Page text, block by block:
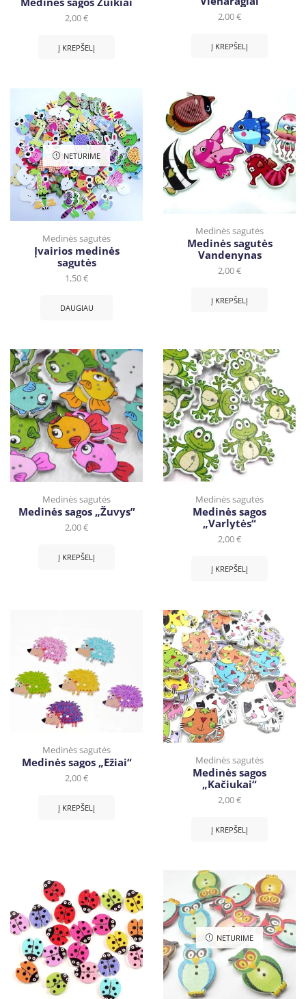
2,00€
Į KREPŠELĮ
2,00€
Į KREPŠELĮ
NETURIME
Medinės sagutės
Įvairios medinės
sagutės
1,50€
DAUGIAU
Medinės sagutės
Medinės sagutės
Vandenynas
2,00€
Į KREPŠELĮ
Medinės sagutės
Medinės sagos „Žuvys”
2,00€
Į KREPŠELĮ
Medinės sagutės
Medinės sagos
„Varlytės“
2,00€
Į KREPŠELĮ
Medinės sagutės
Medinės sagos „Ežiai“
2,00€
Į KREPŠELĮ
Medinės sagutės
Medinės sagos
„Kačiukai“
2,00€
Į KREPŠELĮ
NETURIME